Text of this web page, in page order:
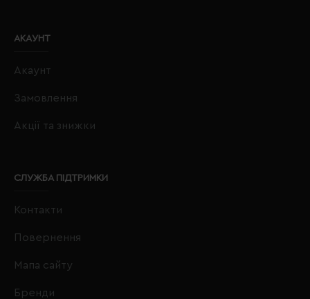
АКАУНТ
Акаунт
Замовлення
Акції та знижки
СЛУЖБА ПІДТРИМКИ
Контакти
Повернення
Мапа сайту
Бренди